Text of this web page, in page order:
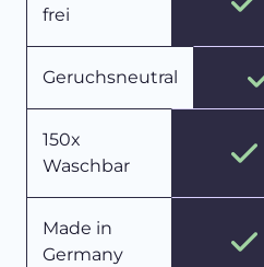
frei
Geruchsneutral
150x
Waschbar
Made in
Germany